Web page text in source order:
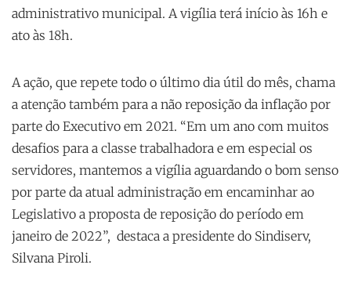
administrativo municipal. A vigília terá início às 16h e
ato às 18h.
A ação, que repete todo o último dia útil do mês, chama
a atenção também para a não reposição da inflação por
parte do Executivo em 2021. “Em um ano com muitos
desafios para a classe trabalhadora e em especial os
servidores, mantemos a vigília aguardando o bom senso
por parte da atual administração em encaminhar ao
Legislativo a proposta de reposição do período em
janeiro de 2022”, destaca a presidente do Sindiserv,
Silvana Piroli.